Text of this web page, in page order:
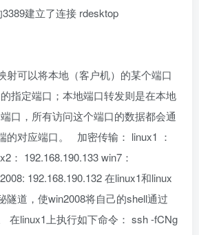
建立了连接 rdesktop
射可以将本地（客户机）的某个端口
指定端口；本地端口转发则是在本地
口，所有访问这个端口的数据都会通
的对应端口。 加密传输： linux1 ：
： 192.168.190.133 win7：
192.168.190.132 在linux1和linux
隧道，使win2008将自己的shell通过
在linux1上执行如下命令： ssh -fCNg